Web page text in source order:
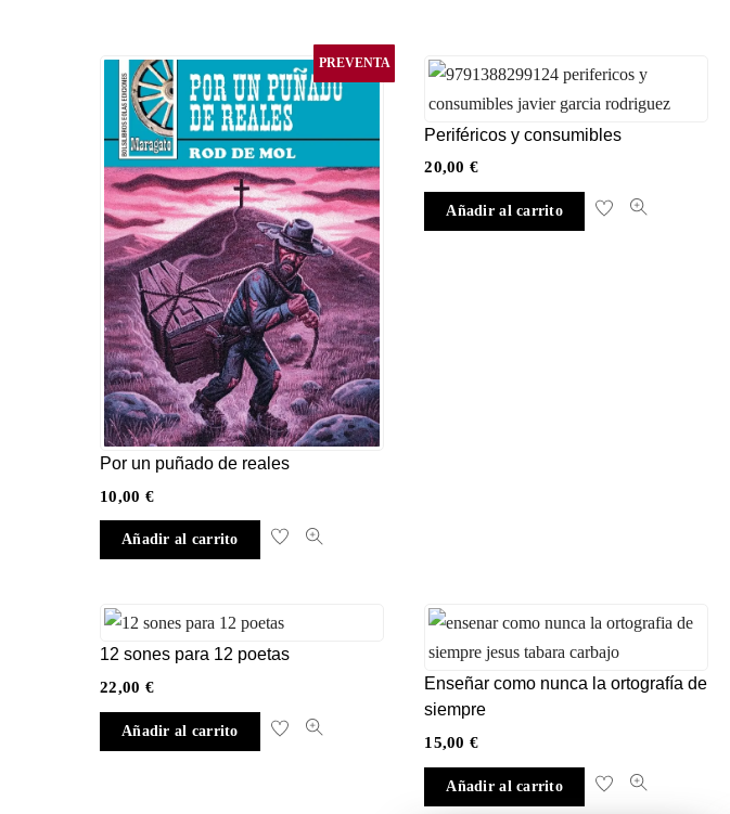
últimos
PREVENTA
Por un puñado de reales
10,00 €
Añadir al carrito
Periféricos y consumibles
20,00€
Añadir al carrito
12 sones para 12 poetas
22,00 €
Añadir al carrito
Enseñar como nunca la ortografía de
siempre
15,00€
Añadir al carrito